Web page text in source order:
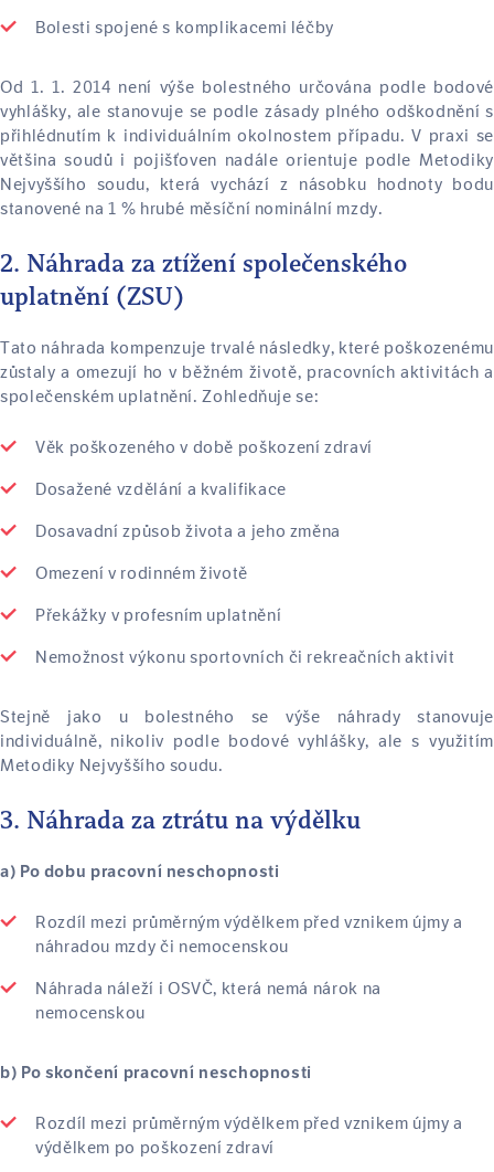
Bolesti spojené s komplikacemi léčby
Od 1. 1. 2014 není výše bolestného určována podle bodové
vyhlášky, ale stanovuje se podle zásady plného odškodnění s
přihlédnutím k individuálním okolnostem případu. V praxi se
většina soudů i pojišťoven nadále orientuje podle Metodiky
Nejvyššího soudu, která vychází z násobku hodnoty bodu
stanovené na 1 % hrubé měsíční nominální mzdy.
2. Náhrada za ztížení společenského
uplatnění (ZSU)
Tato náhrada kompenzuje trvalé následky, které poškozenému
zůstaly a omezují ho v běžném životě, pracovních aktivitách a
společenském uplatnění. Zohledňuje se:
Věk poškozeného v době poškození zdraví
Dosažené vzdělání a kvalifikace
Dosavadní způsob života a jeho změna
Omezení v rodinném životě
Překážky v profesním uplatnění
Nemožnost výkonu sportovních či rekreačních aktivit
Stejně jako u bolestného se výše náhrady stanovuje
individuálně, nikoliv podle bodové vyhlášky, ale s využitím
Metodiky Nejvyššího soudu.
3. Náhrada za ztrátu na výdělku
a) Po dobu pracovní neschopnosti
Rozdíl mezi průměrným výdělkem před vznikem újmy a
náhradou mzdy či nemocenskou
Náhrada náleží i OSVČ, která nemá nárok na
nemocenskou
b) Po skončení pracovní neschopnosti
Rozdíl mezi průměrným výdělkem před vznikem újmy a
výdělkem po poškození zdraví